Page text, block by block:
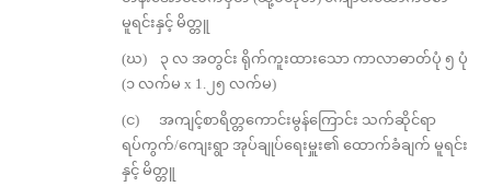
မူရင်းနှင့် မိတ္တူ
(ဃ) ၃ လ အတွင်း ရိုက်ကူးထားသော ကာလာဓာတ်ပုံ ၅ ပုံ
(၁ လက်မ x 1.၂၅ လက်မ)
(င) အကျင့်စာရိတ္တကောင်းမွန်ကြောင်း သက်ဆိုင်ရာ
ရပ်ကွက်/ကျေးရွာ အုပ်ချုပ်ရေးမှူး၏ ထောက်ခံချက် မူရင်း
နှင့် မိတ္တူ